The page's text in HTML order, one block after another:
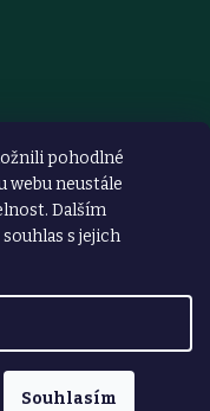
pohodlné
webu neustále
Dalším
s jejich
Souhlasím